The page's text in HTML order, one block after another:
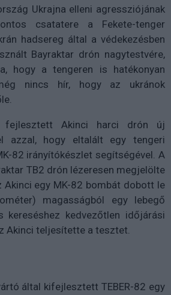
Ukrajna elleni agressziójának
csatatere a Fekete-tenger
hadsereg által a védekezésben
Bayraktar drón nagytestvére,
hogy a tengeren is hatékonyan
nincs hír, hogy az ukránok
fejlesztett Akinci harci drón új
azzal, hogy eltalált egy tengeri
82 irányítókészlet segítségével. A
TB2 drón lézeresen megjelölte
Akinci egy MK-82 bombát dobott le
magasságból egy lebegő
kereséshez kedvezőtlen időjárási
Akinci teljesítette a tesztet.
által kifejlesztett TEBER-82 egy